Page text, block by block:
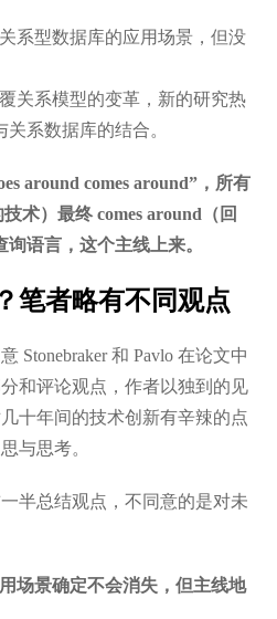
系型数据库的应用场景，但没
关系模型的变革，新的研究热
系数据库的结合。
around comes around”，所有
术）最终 comes around（回
语言，这个主线上来。
笔者略有不同观点
Stonebraker 和 Pavlo 在论文中
和评论观点，作者以独到的见
十年间的技术创新有辛辣的点
与思考。
半总结观点，不同意的是对未
场景确定不会消失，但主线地